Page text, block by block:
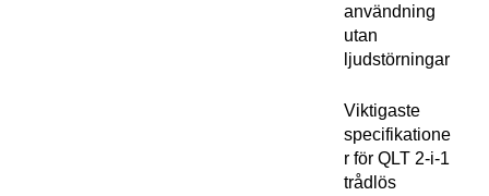
användning
utan
ljudstörningar
Viktigaste
specifikatione
r för QLT 2-i-1
trådlös